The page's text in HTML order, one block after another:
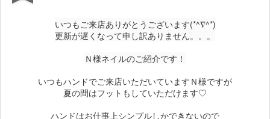
いつもご来店ありがとうございます(*^∇^*)
更新が遅くなって申し訳ありません。。。
Ｎ様ネイルのご紹介です！
いつもハンドでご来店いただいていますＮ様ですが
夏の間はフットもしていただけます♡
ハンドはお仕事上シンプルしかできないので